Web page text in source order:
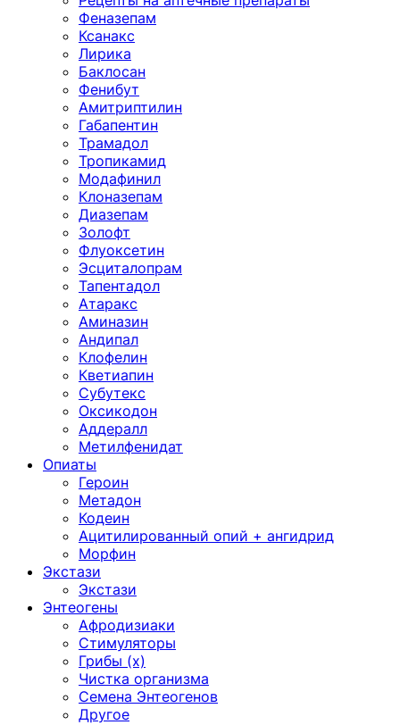
Феназепам
Ксанакс
Лирика
Баклосан
Фенибут
Амитриптилин
Габапентин
Трамадол
Тропикамид
Модафинил
Клоназепам
Диазепам
Золофт
Флуоксетин
Эсциталопрам
Тапентадол
Атаракс
Аминазин
Андипал
Клофелин
Кветиапин
Субутекс
Оксикодон
Аддералл
Метилфенидат
Опиаты
Героин
Метадон
Кодеин
Ацитилированный опий + ангидрид
Морфин
Экстази
Экстази
Энтеогены
Афродизиаки
Стимуляторы
Грибы (х)
Чистка организма
Семена Энтеогенов
Другое